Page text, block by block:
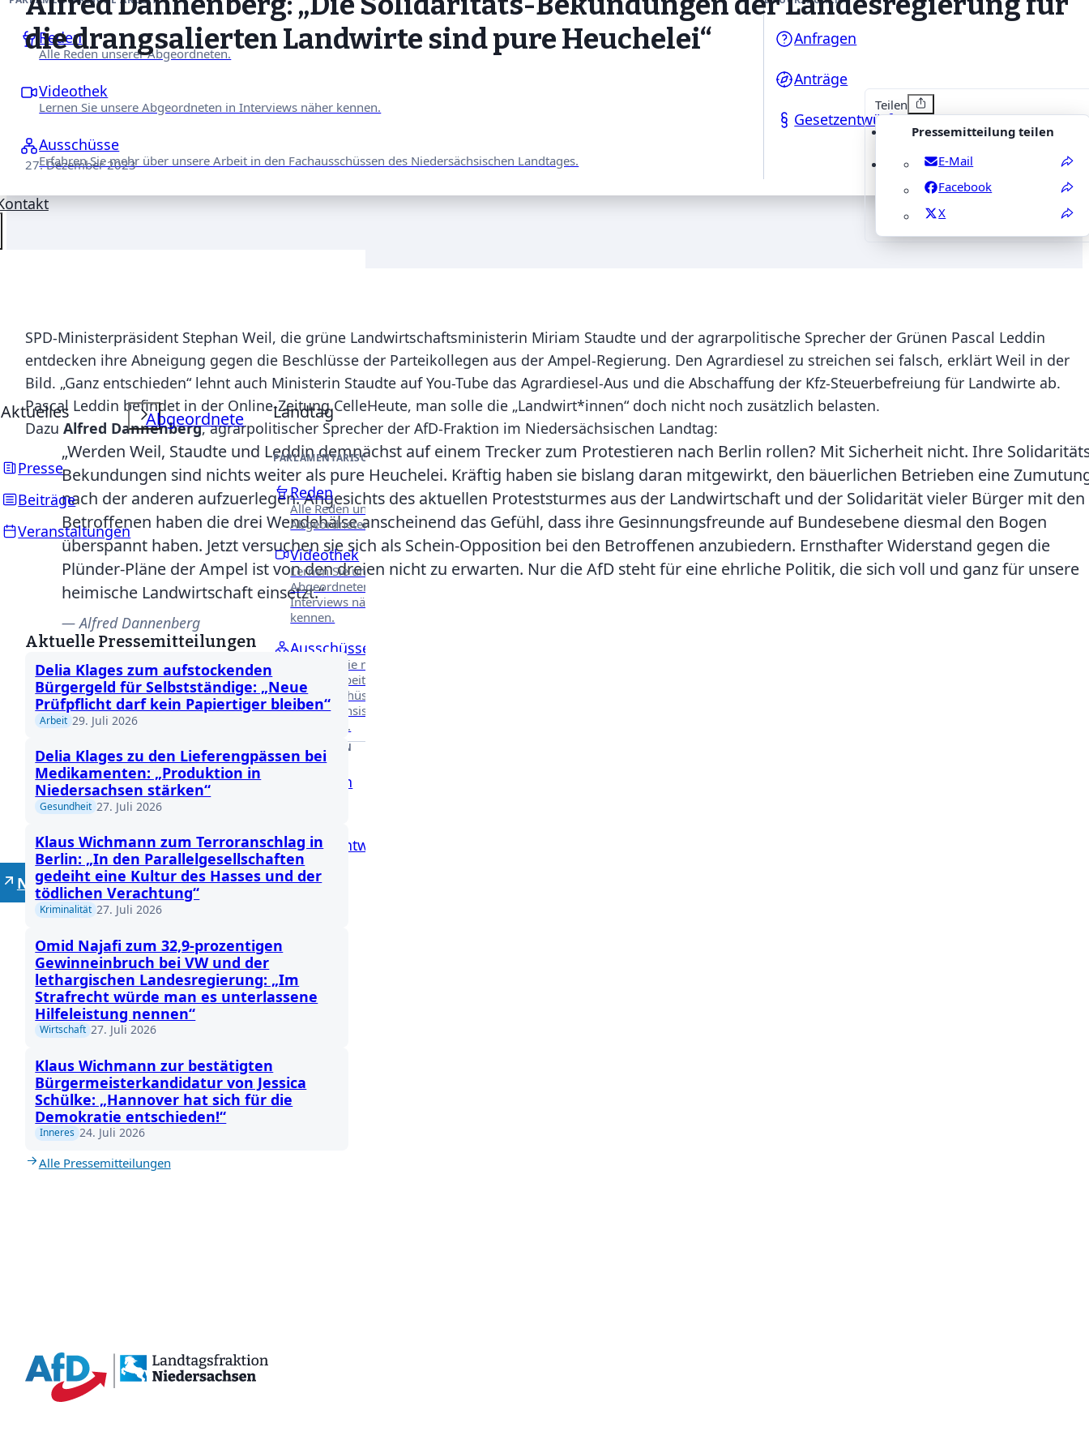
Reden
Alle Reden unserer Abgeordneten.
Videothek
Lernen Sie unsere Abgeordneten in Interviews näher kennen.
Ausschüsse
Erfahren Sie mehr über unsere Arbeit in den Fachausschüssen des Niedersächsischen Landtages.
Anfragen
Anträge
Gesetzentwürfe
Aktuelles
Presse
Beiträge
Veranstaltungen
Abgeordnete Landtag
PARLAMENTARISCHE ARBEIT
Reden
Alle Reden unserer
Abgeordneten.
Videothek
Lernen Sie unsere
Abgeordneten in
Interviews näher
kennen.
Ausschüsse
Erfahren Sie mehr über
unsere Arbeit in den
Fachausschüssen des
Niedersächsischen
Landtages.
DRUCKSACHEN
Anfragen
Gesetzentwürfe
Kontakt
Neutrale Lehrer
die drangsalierten Landwirte sind pure Heuchelei“
27. Dezember 2023
Teilen
Pressemitteilung teilen
E-Mail
Facebook
X
SPD-Ministerpräsident Stephan Weil, die grüne Landwirtschaftsministerin Miriam Staudte und der agrarpolitische Sprecher der Grünen Pascal Leddin
entdecken ihre Abneigung gegen die Beschlüsse der Parteikollegen aus der Ampel-Regierung. Den Agrardiesel zu streichen sei falsch, erklärt Weil in der
Bild. „Ganz entschieden“ lehnt auch Ministerin Staudte auf You-Tube das Agrardiesel-Aus und die Abschaffung der Kfz-Steuerbefreiung für Landwirte ab.
Pascal Leddin befindet in der Online-Zeitung CelleHeute, man solle die „Landwirt*innen“ doch nicht noch zusätzlich belasten.
DazuAlfred Dannenberg, agrarpolitischer Sprecher der AfD-Fraktion im Niedersächsischen Landtag:
„Werden Weil, Staudte und Leddin demnächst auf einem Trecker zum Protestieren nach Berlin rollen? Mit Sicherheit nicht. Ihre
Bekundungen sind nichts weiter als pure Heuchelei. Kräftig haben sie bislang daran mitgewirkt, den bäuerlichen Betrieben eine
nach der anderen aufzuerlegen. Angesichts des aktuellen Proteststurmes aus der Landwirtschaft und der Solidarität vieler Bürger mit den
Betroffenen haben die drei Wendehälse anscheinend das Gefühl, dass ihre Gesinnungsfreunde auf Bundesebene diesmal den Bogen
überspannt haben. Jetzt versuchen sie sich als Schein-Opposition bei den Betroffenen anzubiedern. Ernsthafter Widerstand gegen die
Plünder-Pläne der Ampel ist von den dreien nicht zu erwarten. Nur die AfD steht für eine ehrliche Politik, die sich voll und ganz für unsere
heimische Landwirtschaft einsetzt.“
Alfred Dannenberg
Aktuelle Pressemitteilungen
Delia Klages zum aufstockenden
Bürgergeld für Selbstständige: „Neue
Prüfpflicht darf kein Papiertiger bleiben“
Arbeit 29. Juli 2026
Delia Klages zu den Lieferengpässen bei
Medikamenten: „Produktion in
Niedersachsen stärken“
Gesundheit 27. Juli 2026
Klaus Wichmann zum Terroranschlag in
Berlin: „In den Parallelgesellschaften
gedeiht eine Kultur des Hasses und der
tödlichen Verachtung“
Kriminalität 27. Juli 2026
Omid Najafi zum 32,9-prozentigen
Gewinneinbruch bei VW und der
lethargischen Landesregierung: „Im
Strafrecht würde man es unterlassene
Hilfeleistung nennen“
Wirtschaft 27. Juli 2026
Klaus Wichmann zur bestätigten
Bürgermeisterkandidatur von Jessica
Schülke: „Hannover hat sich für die
Demokratie entschieden!“
Inneres 24. Juli 2026
Alle Pressemitteilungen